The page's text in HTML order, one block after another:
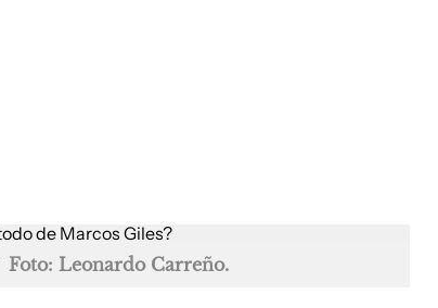
Foto: Leonardo Carreño.